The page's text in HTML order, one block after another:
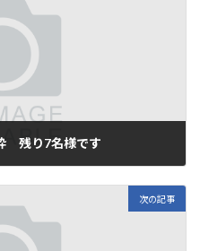
残り7名様です
次の記事